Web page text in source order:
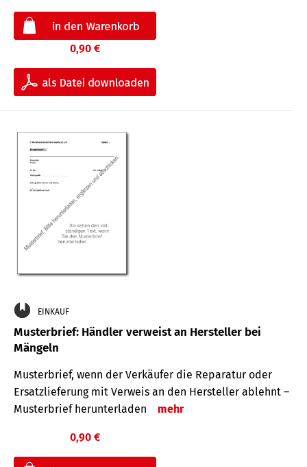
0,90 €
EINKAUF
Musterbrief: Händler verweist an Hersteller bei
Mängeln
Musterbrief, wenn der Verkäufer die Reparatur oder
Ersatzlieferung mit Verweis an den Hersteller ablehnt –
Musterbrief herunterladen
mehr
0,90 €